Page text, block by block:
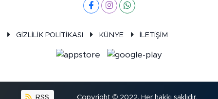
GİZLİLİK POLİTİKASI KÜNYE İLETİŞİM
RSS Copyright © 2022. Her hakkı saklıdır.